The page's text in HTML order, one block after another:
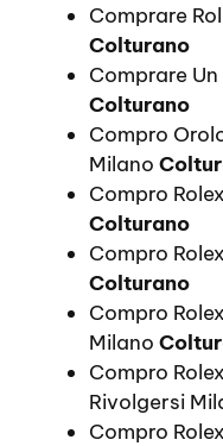
Comprare
Colturano
Comprare
Colturano
Compro
Milano
Compro
Colturano
Compro
Colturano
Compro
Milano
Compro
Rivolgersi
Compro